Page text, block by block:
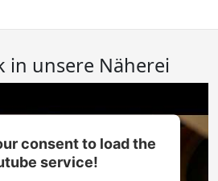
in unsere Näherei
consent to load the
service!